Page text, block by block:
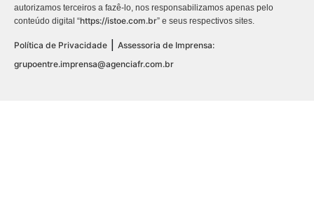
autorizamos terceiros a fazê-lo, nos responsabilizamos apenas pelo
conteúdo digital “https://istoe.com.br” e seus respectivos sites.
Política de Privacidade
Assessoria de Imprensa:
grupoentre.imprensa@agenciafr.com.br